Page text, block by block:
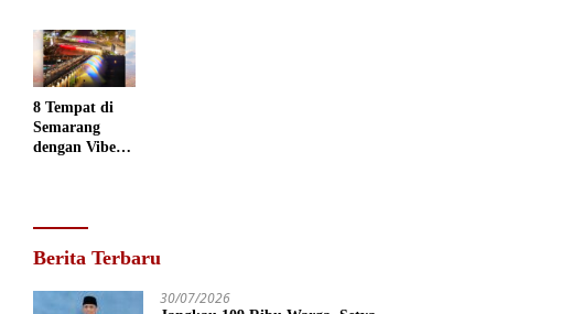
jadi Museum
Fotografi
8 Tempat di
Semarang
dengan Vibes
Berita Terbaru
30/07/2026